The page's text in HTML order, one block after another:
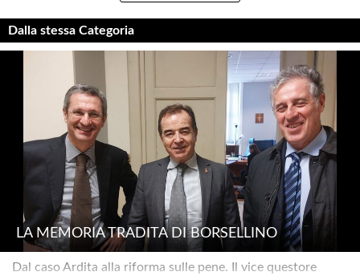
Dalla stessa Categoria
LA MEMORIA TRADITA DI BORSELLINO
Dal caso Ardita alla riforma sulle pene. Il vice questore